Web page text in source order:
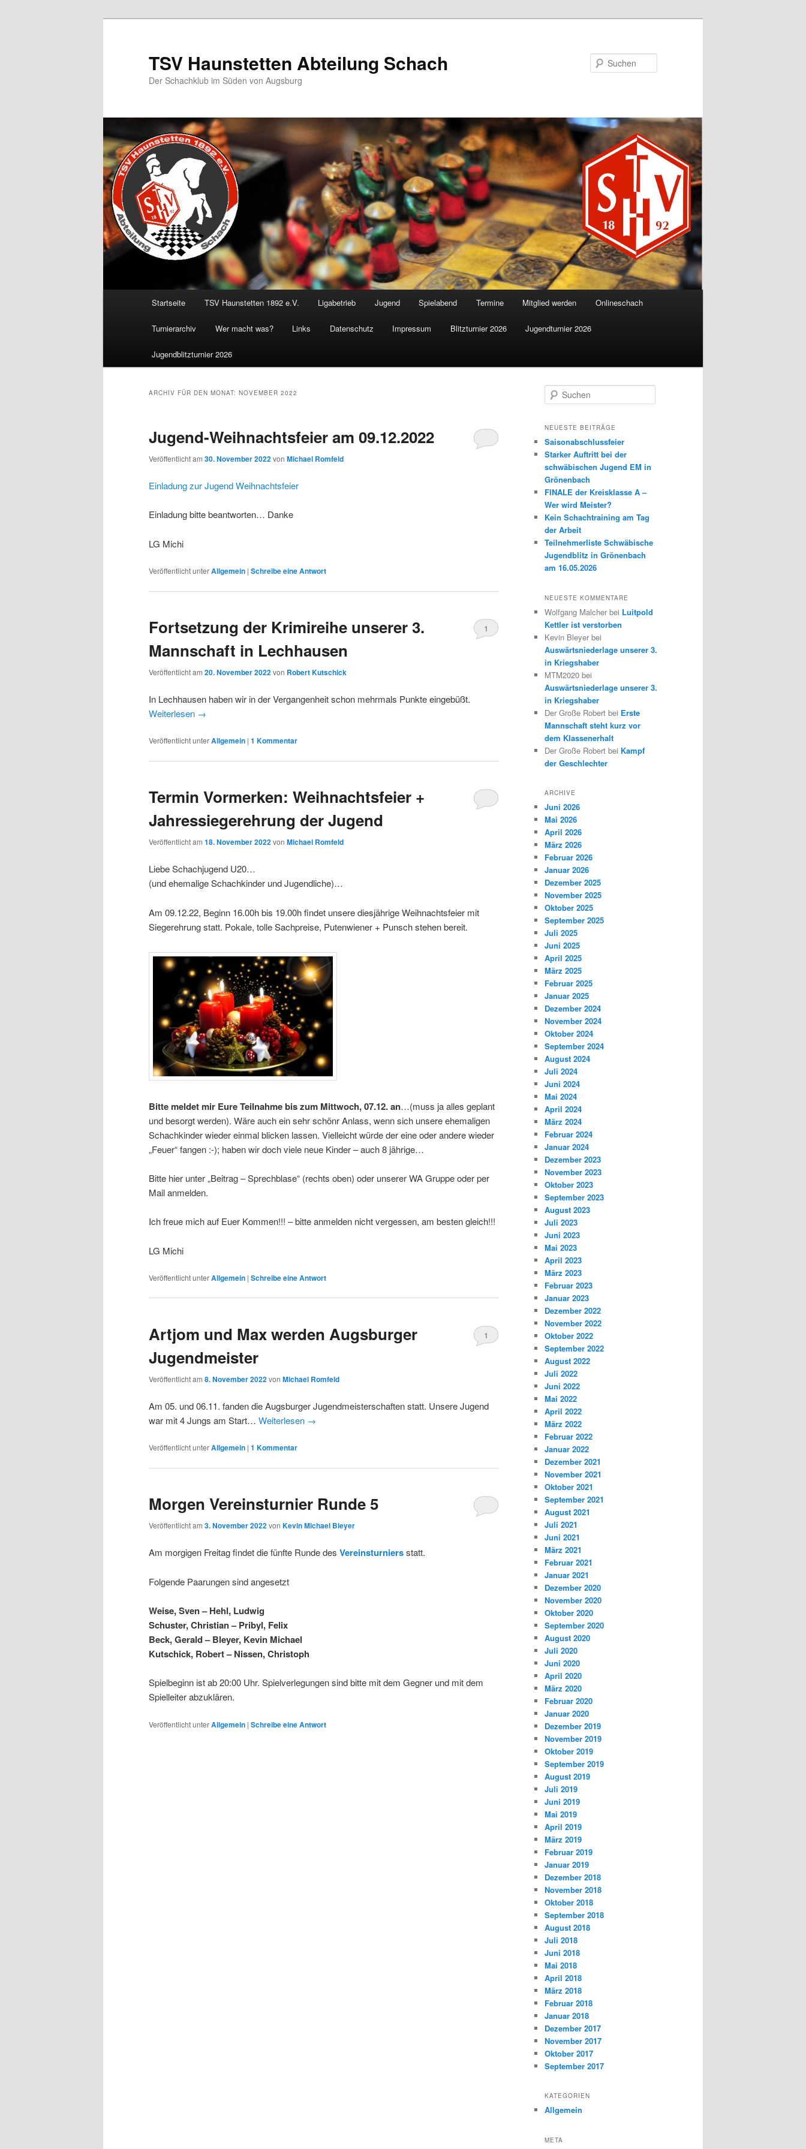
TSV Haunstetten Abteilung Schach
Der Schachklub im Süden von Augsburg
Zum
Inhalt
wechseln
Zum
sekundären
Inhalt
wechseln
Startseite TSV Haunstetten 1892 e.V. Ligabetrieb Jugend Spielabend Termine Mitglied werden Onlineschach
Turnierarchiv Wer macht was? Links Datenschutz Impressum Blitzturnier 2026 Jugendturnier 2026
Jugendblitzturnier 2026
ARCHIV FÜR DEN MONAT: NOVEMBER 2022
Jugend-Weihnachtsfeier am 09.12.2022
Veröffentlicht am 30. November 2022von Michael Romfeld
Einladung zur Jugend Weihnachtsfeier
Einladung bitte beantworten… Danke
LG Michi
Veröffentlicht unterAllgemein | Schreibe eine Antwort
Fortsetzung der Krimireihe unserer 3.
Mannschaft in Lechhausen
Veröffentlicht am 20. November 2022von Robert Kutschick
1
In Lechhausen haben wir in der Vergangenheit schon mehrmals Punkte eingebüßt.
Weiterlesen →
Veröffentlicht unterAllgemein | 1 Kommentar
Termin Vormerken: Weihnachtsfeier +
Jahressiegerehrung der Jugend
Veröffentlicht am 18. November 2022von Michael Romfeld
Liebe Schachjugend U20…
(und ehemalige Schachkinder und Jugendliche)…
Am 09.12.22, Beginn 16.00h bis 19.00h findet unsere diesjährige Weihnachtsfeier mit
Siegerehrung statt. Pokale, tolle Sachpreise, Putenwiener + Punsch stehen bereit.
Bitte meldet mir Eure Teilnahme bis zum Mittwoch, 07.12. an…(muss ja alles geplant
und besorgt werden). Wäre auch ein sehr schönr Anlass, wenn sich unsere ehemaligen
Schachkinder wieder einmal blicken lassen. Vielleicht würde der eine oder andere wieder
„Feuer“ fangen :-); haben wir doch viele neue Kinder – auch 8 jährige…
Bitte hier unter „Beitrag – Sprechblase“ (rechts oben) oder unserer WA Gruppe oder per
Mail anmelden.
Ich freue mich auf Euer Kommen!!! – bitte anmelden nicht vergessen, am besten gleich!!!
LG Michi
Veröffentlicht unterAllgemein | Schreibe eine Antwort
Artjom und Max werden Augsburger
Jugendmeister
Veröffentlicht am 8. November 2022von Michael Romfeld
1
Am 05. und 06.11. fanden die Augsburger Jugendmeisterschaften statt. Unsere Jugend
war mit 4 Jungs am Start… Weiterlesen →
Veröffentlicht unterAllgemein | 1 Kommentar
Morgen Vereinsturnier Runde 5
Veröffentlicht am 3. November 2022von Kevin Michael Bleyer
Am morgigen Freitag findet die fünfte Runde des Vereinsturniersstatt.
Folgende Paarungen sind angesetzt
Weise, Sven – Hehl, Ludwig
Schuster, Christian – Pribyl, Felix
Beck, Gerald – Bleyer, Kevin Michael
Kutschick, Robert – Nissen, Christoph
Spielbeginn ist ab 20:00 Uhr. Spielverlegungen sind bitte mit dem Gegner und mit dem
Spielleiter abzuklären.
Veröffentlicht unterAllgemein | Schreibe eine Antwort
u
h
n
NEUESTE BEITRÄGE
Saisonabschlussfeier
Starker Auftritt bei der
schwäbischen Jugend EM in
Grönenbach
FINALE der Kreisklasse A –
Wer wird Meister?
Kein Schachtraining am Tag
der Arbeit
Teilnehmerliste Schwäbische
Jugendblitz in Grönenbach
am 16.05.2026
NEUESTE KOMMENTARE
Wolfgang Malcher bei Luitpold
Kettler ist verstorben
Kevin Bleyer bei
Auswärtsniederlage unserer 3.
in Kriegshaber
MTM2020 bei
Auswärtsniederlage unserer 3.
in Kriegshaber
Der Große Robert bei Erste
Mannschaft steht kurz vor
dem Klassenerhalt
Der Große Robert bei Kampf
der Geschlechter
ARCHIVE
Juni 2026
Mai 2026
April 2026
März 2026
Februar 2026
Januar 2026
Dezember 2025
November 2025
Oktober 2025
September 2025
Juli 2025
Juni 2025
April 2025
März 2025
Februar 2025
Januar 2025
Dezember 2024
November 2024
Oktober 2024
September 2024
August 2024
Juli 2024
Juni 2024
Mai 2024
April 2024
März 2024
Februar 2024
Januar 2024
Dezember 2023
November 2023
Oktober 2023
September 2023
August 2023
Juli 2023
Juni 2023
Mai 2023
April 2023
März 2023
Februar 2023
Januar 2023
Dezember 2022
November 2022
Oktober 2022
September 2022
August 2022
Juli 2022
Juni 2022
Mai 2022
April 2022
März 2022
Februar 2022
Januar 2022
Dezember 2021
November 2021
Oktober 2021
September 2021
August 2021
Juli 2021
Juni 2021
März 2021
Februar 2021
Januar 2021
Dezember 2020
November 2020
Oktober 2020
September 2020
August 2020
Juli 2020
Juni 2020
April 2020
März 2020
Februar 2020
Januar 2020
Dezember 2019
November 2019
Oktober 2019
September 2019
August 2019
Juli 2019
Juni 2019
Mai 2019
April 2019
März 2019
Februar 2019
Januar 2019
Dezember 2018
November 2018
Oktober 2018
September 2018
August 2018
Juli 2018
Juni 2018
Mai 2018
April 2018
März 2018
Februar 2018
Januar 2018
Dezember 2017
November 2017
Oktober 2017
September 2017
KATEGORIEN
Allgemein
META